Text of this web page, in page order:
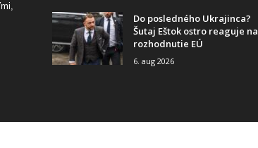
Do posledného Ukrajinca?
Šutaj Eštok ostro reaguje na
rozhodnutie EÚ
6. aug 2026